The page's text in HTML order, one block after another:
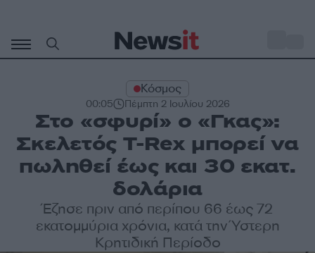
περιεχόμενο
Κόσμος
00:05 Πέμπτη 2 Ιουλίου 2026
Στο «σφυρί» ο «Γκας»:
Σκελετός T-Rex μπορεί να
πωληθεί έως και 30 εκατ.
δολάρια
Έζησε πριν από περίπου 66 έως 72
εκατομμύρια χρόνια, κατά την Ύστερη
Κρητιδική Περίοδο